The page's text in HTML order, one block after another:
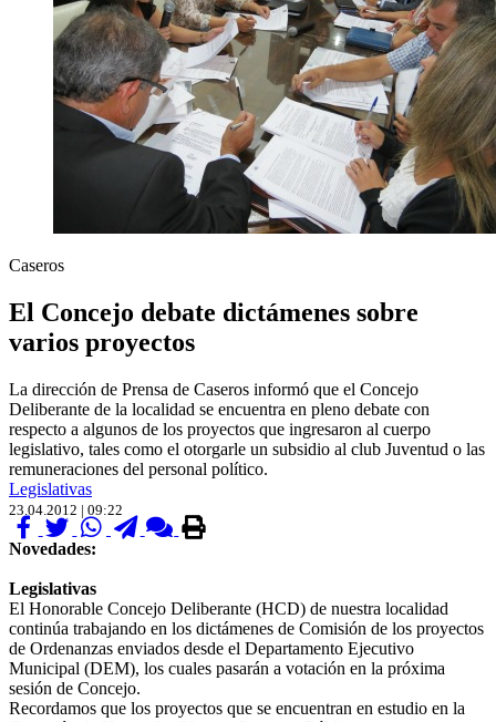
Caseros
El Concejo debate dictámenes sobre
varios proyectos
La dirección de Prensa de Caseros informó que el Concejo
Deliberante de la localidad se encuentra en pleno debate con
respecto a algunos de los proyectos que ingresaron al cuerpo
legislativo, tales como el otorgarle un subsidio al club Juventud o las
remuneraciones del personal político.
Legislativas
23.04.2012 | 09:22
Novedades:
Legislativas
El Honorable Concejo Deliberante (HCD) de nuestra localidad
continúa trabajando en los dictámenes de Comisión de los proyectos
de Ordenanzas enviados desde el Departamento Ejecutivo
Municipal (DEM), los cuales pasarán a votación en la próxima
sesión de Concejo.
Recordamos que los proyectos que se encuentran en estudio en la